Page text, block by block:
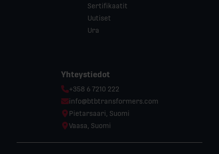
Sertifikaatit
Uutiset
Ura
Yhteystiedot
Phone:
+358 6 7210 222
Email:
info@btbtransformers.com
Location:
Pietarsaari, Suomi
Location:
Vaasa, Suomi